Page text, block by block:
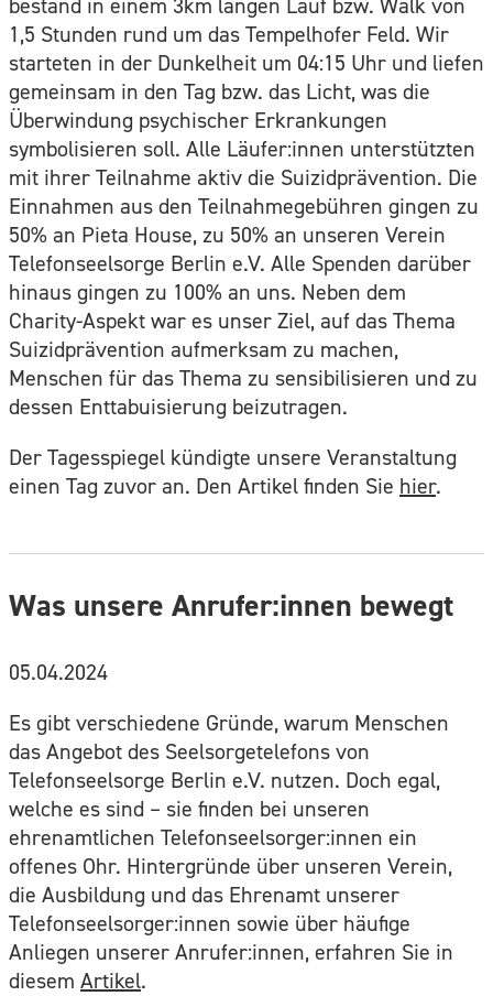
1,5 Stunden rund um das Tempelhofer Feld. Wir
starteten in der Dunkelheit um 04:15 Uhr und liefen
gemeinsam in den Tag bzw. das Licht, was die
Überwindung psychischer Erkrankungen
symbolisieren soll. Alle Läufer:innen unterstützten
mit ihrer Teilnahme aktiv die Suizidprävention. Die
Einnahmen aus den Teilnahmegebühren gingen zu
50% an Pieta House, zu 50% an unseren Verein
Telefonseelsorge Berlin e.V. Alle Spenden darüber
hinaus gingen zu 100% an uns. Neben dem
Charity-Aspekt war es unser Ziel, auf das Thema
Suizidprävention aufmerksam zu machen,
Menschen für das Thema zu sensibilisieren und zu
dessen Enttabuisierung beizutragen.
Der Tagesspiegel kündigte unsere Veranstaltung
einen Tag zuvor an. Den Artikel finden Sie hier.
Was unsere Anrufer:innen bewegt
05.04.2024
Es gibt verschiedene Gründe, warum Menschen
das Angebot des Seelsorgetelefons von
Telefonseelsorge Berlin e.V. nutzen. Doch egal,
welche es sind – sie finden bei unseren
ehrenamtlichen Telefonseelsorger:innen ein
offenes Ohr. Hintergründe über unseren Verein,
die Ausbildung und das Ehrenamt unserer
Telefonseelsorger:innen sowie über häufige
Anliegen unserer Anrufer:innen, erfahren Sie in
diesem Artikel.